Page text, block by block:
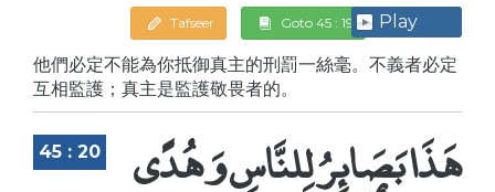
Tafseer Goto 45 : 19 Play
他們必定不能為你抵御真主的刑罰一絲毫。不義者必定
互相監護；真主是監護敬畏者的。
45 : 20 هَذَا بَصَائِرُ لِلنَّاسِ وَهُدًى